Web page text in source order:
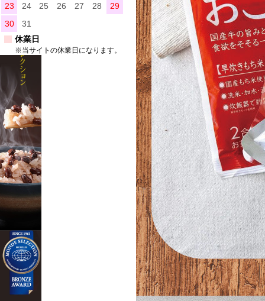
23
24 25 26 27 28
29
30
31
休業日
※当サイトの休業日になります。